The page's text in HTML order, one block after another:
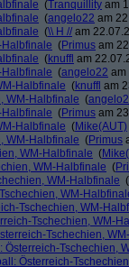
(Tranquillity am
(angelo22 am
(\\ H // am
Halbfinale (Primus am
(knuffl am
Halbfinale (angelo22 am
Halbfinale (knuffl am
WM-Halbfinale (
Halbfinale (Primus am
Halbfinale (Mike(AUT)
WM-Halbfinale (Primus
WM-Halbfinale (
WM-Halbfinale (
WM-Halbfinale (
WM-
Tschechien, WM-
Tschechien, WM-
Tschechien,
Österreich-Tschechien,
Österreich-